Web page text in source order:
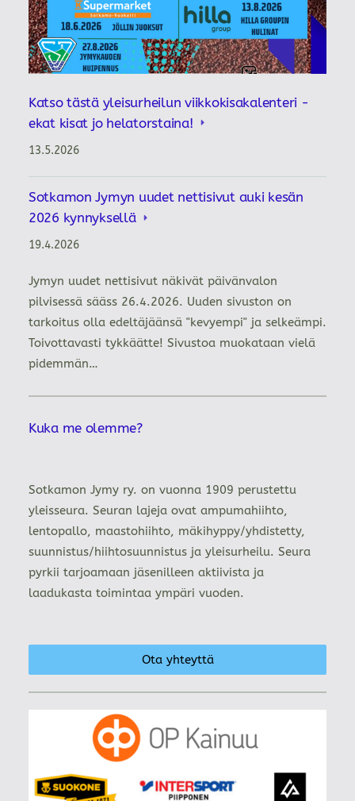
Katso tästä yleisurheilun viikkokisakalenteri -
ekat kisat jo helatorstaina!
13.5.2026
Sotkamon Jymyn uudet nettisivut auki kesän
2026 kynnyksellä
19.4.2026
Jymyn uudet nettisivut näkivät päivänvalon
pilvisessä sääss 26.4.2026. Uuden sivuston on
tarkoitus olla edeltäjäänsä "kevyempi" ja selkeämpi.
Toivottavasti tykkäätte! Sivustoa muokataan vielä
pidemmän…
Kuka me olemme?
Sotkamon Jymy ry. on vuonna 1909 perustettu
yleisseura. Seuran lajeja ovat ampumahiihto,
lentopallo, maastohiihto, mäkihyppy/yhdistetty,
suunnistus/hiihtosuunnistus ja yleisurheilu. Seura
pyrkii tarjoamaan jäsenilleen aktiivista ja
laadukasta toimintaa ympäri vuoden.
Ota yhteyttä